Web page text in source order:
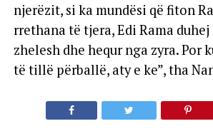
njerëzit, si ka mundësi që fiton
rrethana të tjera, Edi Rama
zhelesh dhe hequr nga zyra. Por
të tillë përballë, aty e ke”, tha